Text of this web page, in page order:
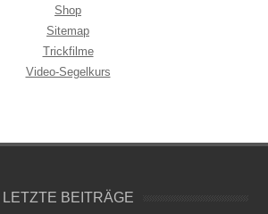
Shop
Sitemap
Trickfilme
Video-Segelkurs
LETZTE BEITRÄGE